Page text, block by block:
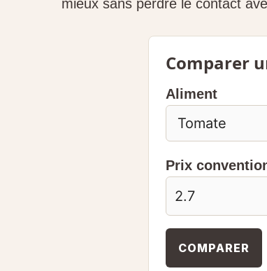
mieux sans perdre le contact
Comparer
Aliment
Prix
COMPARER